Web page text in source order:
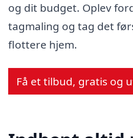
og dit budget. Oplev
tagmaling og tag det
flottere hjem.
Få et tilbud, gratis og